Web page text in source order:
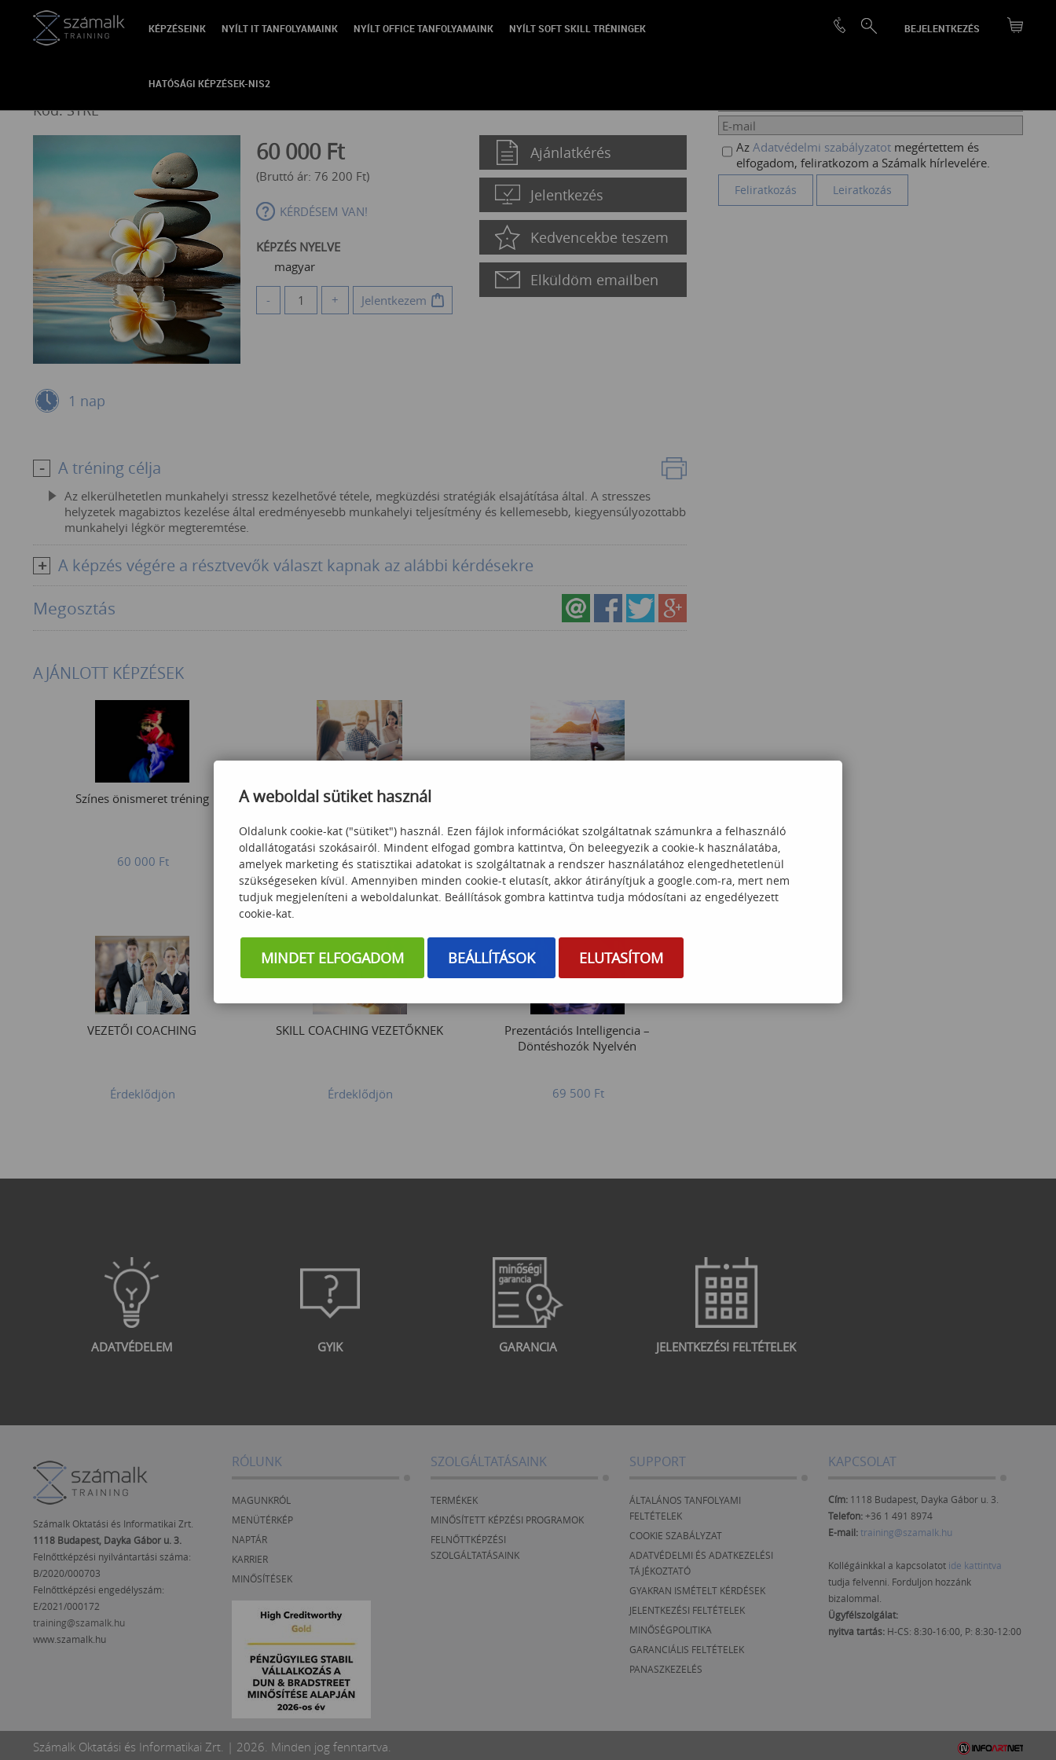
BEJELENTKEZÉS
KÉPZÉSEINK NYÍLT IT TANFOLYAMAINK NYÍLT OFFICE TANFOLYAMAINK NYÍLT SOFT SKILL TRÉNINGEK
HATÓSÁGI KÉPZÉSEK-NIS2
VISSZA
Stresszkezelés
Kód: STRE
1 nap
60 000 Ft
(Bruttó ár: 76 200 Ft)
KÉRDÉSEM VAN!
KÉPZÉS NYELVE
magyar
- + Jelentkezem
Ajánlatkérés
Jelentkezés
Kedvencekbe teszem
Elküldöm emailben
A tréning célja
Az elkerülhetetlen munkahelyi stressz kezelhetővé tétele, megküzdési stratégiák elsajátítása által. A stresszes
helyzetek magabiztos kezelése által eredményesebb munkahelyi teljesítmény és kellemesebb, kiegyensúlyozottabb
munkahelyi légkör megteremtése.
A képzés végére a résztvevők választ kapnak az alábbi kérdésekre
Megosztás
Az Adatvédelmi szabályzatot megértettem és
elfogadom, feliratkozom a Számalk hírlevelére.
AJÁNLOTT KÉPZÉSEK
Színes önismeret tréning
60 000 Ft
60 000Ft
60 000
VEZETŐI COACHING
Érdeklődjön
SKILL COACHING VEZETŐKNEK
Érdeklődjön
Prezentációs Intelligencia –
Döntéshozók Nyelvén
69 500 Ft
ADATVÉDELEM GYIK GARANCIA JELENTKEZÉSI FELTÉTELEK
Számalk Oktatási és Informatikai Zrt.
1118 Budapest, Dayka Gábor u. 3.
Felnőttképzési nyilvántartási száma:
B/2020/000703
Felnőttképzési engedélyszám:
E/2021/000172
training@szamalk.hu
www.szamalk.hu
RÓLUNK
MAGUNKRÓL
MENÜTÉRKÉP
NAPTÁR
KARRIER
MINŐSÍTÉSEK
SZOLGÁLTATÁSAINK
TERMÉKEK
MINŐSÍTETT KÉPZÉSI PROGRAMOK
FELNŐTTKÉPZÉSI
SZOLGÁLTATÁSAINK
SUPPORT
ÁLTALÁNOS TANFOLYAMI
FELTÉTELEK
COOKIE SZABÁLYZAT
ADATVÉDELMI ÉS ADATKEZELÉSI
TÁJÉKOZTATÓ
GYAKRAN ISMÉTELT KÉRDÉSEK
JELENTKEZÉSI FELTÉTELEK
MINŐSÉGPOLITIKA
GARANCIÁLIS FELTÉTELEK
PANASZKEZELÉS
KAPCSOLAT
Cím: 1118 Budapest, Dayka Gábor u. 3.
Telefon:+36 1 491 8974
E-mail:training@szamalk.hu
Kollégáinkkal a kapcsolatot ide kattintva
tudja felvenni. Forduljon hozzánk
bizalommal.
Ügyfélszolgálat:
nyitva tartás: H-CS: 8:30-16:00, P: 8:30-12:00
Számalk Oktatási és Informatikai Zrt. | 2026. Minden jog fenntartva.
A weboldal sütiket használ
Oldalunk cookie-kat ("sütiket") használ. Ezen fájlok információkat szolgáltatnak számunkra a felhasználó
oldallátogatási szokásairól. Mindent elfogad gombra kattintva, Ön beleegyezik a cookie-k használatába,
amelyek marketing és statisztikai adatokat is szolgáltatnak a rendszer használatához elengedhetetlenül
szükségeseken kívül. Amennyiben minden cookie-t elutasít, akkor átirányítjuk a google.com-ra, mert nem
tudjuk megjeleníteni a weboldalunkat. Beállítások gombra kattintva tudja módosítani az engedélyezett
cookie-kat.
MINDET ELFOGADOM BEÁLLÍTÁSOK ELUTASÍTOM